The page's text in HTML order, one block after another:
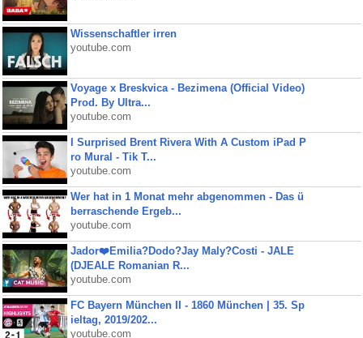
Wissenschaftler irren
youtube.com
Voyage x Breskvica - Bezimena (Official Video)
Prod. By Ultra...
youtube.com
I Surprised Brent Rivera With A Custom iPad P
ro Mural - Tik T...
youtube.com
Wer hat in 1 Monat mehr abgenommen - Das ü
berraschende Ergeb...
youtube.com
Jador❤️Emilia?Dodo?Jay Maly?Costi - JALE
(DJEALE Romanian R...
youtube.com
FC Bayern München II - 1860 München | 35. Sp
ieltag, 2019/202...
youtube.com